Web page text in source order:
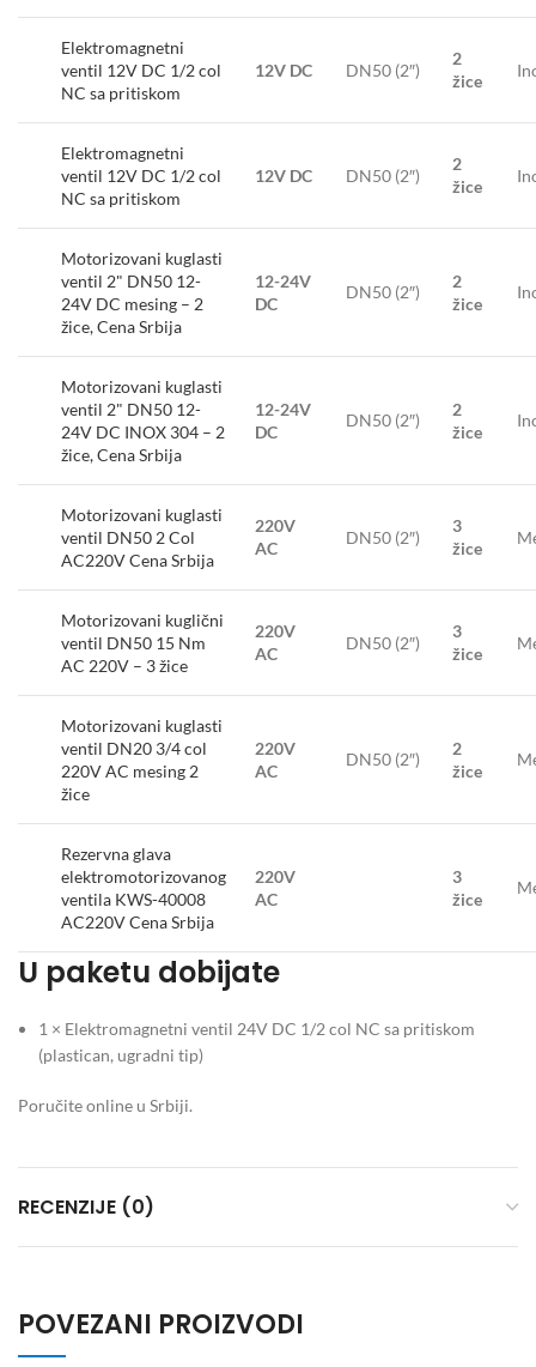
Elektromagnetni
ventil 12V DC 1/2 col
NC sa pritiskom
12V DC DN50 (2″)
2
žice
Elektromagnetni
ventil 12V DC 1/2 col
NC sa pritiskom
12V DC DN50 (2″)
2
žice
Motorizovani kuglasti
ventil 2" DN50 12-
24V DC mesing – 2
žice, Cena Srbija
12-24V
DC
DN50 (2″)
2
žice
Motorizovani kuglasti
ventil 2" DN50 12-
24V DC INOX 304 – 2
žice, Cena Srbija
12-24V
DC
DN50 (2″)
2
žice
Motorizovani kuglasti
ventil DN50 2 Col
AC220V Cena Srbija
220V
AC
DN50 (2″)
3
žice
Motorizovani kuglični
ventil DN50 15 Nm
AC 220V – 3 žice
220V
AC
DN50 (2″)
3
žice
Motorizovani kuglasti
ventil DN20 3/4 col
220V AC mesing 2
žice
220V
AC
DN50 (2″)
2
žice
Rezervna glava
elektromotorizovanog
ventila KWS-40008
AC220V Cena Srbija
220V
AC
3
žice
U paketu dobijate
1 × Elektromagnetni ventil 24V DC 1/2 col NC sa pritiskom
(plastican, ugradni tip)
Poručite online u Srbiji.
RECENZIJE (0)
POVEZANI PROIZVODI